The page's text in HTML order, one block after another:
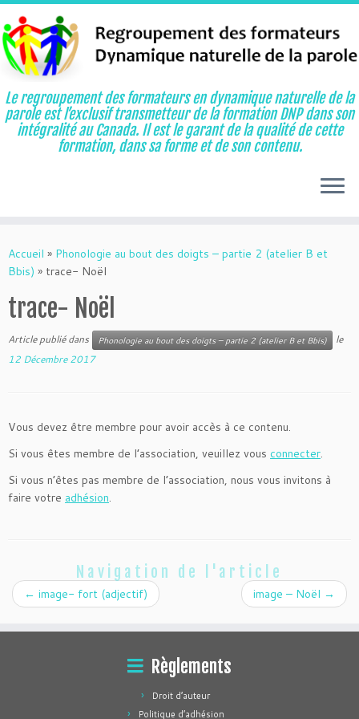
au
contenu
Le regroupement des formateurs en dynamique naturelle de la
parole est l’exclusif transmetteur de la formation DNP dans son
intégralité au Canada. Il est le garant de la qualité de cette
formation, dans sa forme et de son contenu.
Accueil » Phonologie au bout des doigts – partie 2 (atelier B et
Bbis) » trace- Noël
trace- Noël
Article publié dans Phonologie au bout des doigts – partie 2 (atelier B et Bbis)
le
12 Décembre 2017
Vous devez être membre pour avoir accès à ce contenu.
Si vous êtes membre de l’association, veuillez vous connecter.
Si vous n’êtes pas membre de l’association, nous vous invitons à
faire votre adhésion.
Navigation de l'article
← image- fort (adjectif) image – Noël →
Règlements
Droit d’auteur
Politique d’adhésion